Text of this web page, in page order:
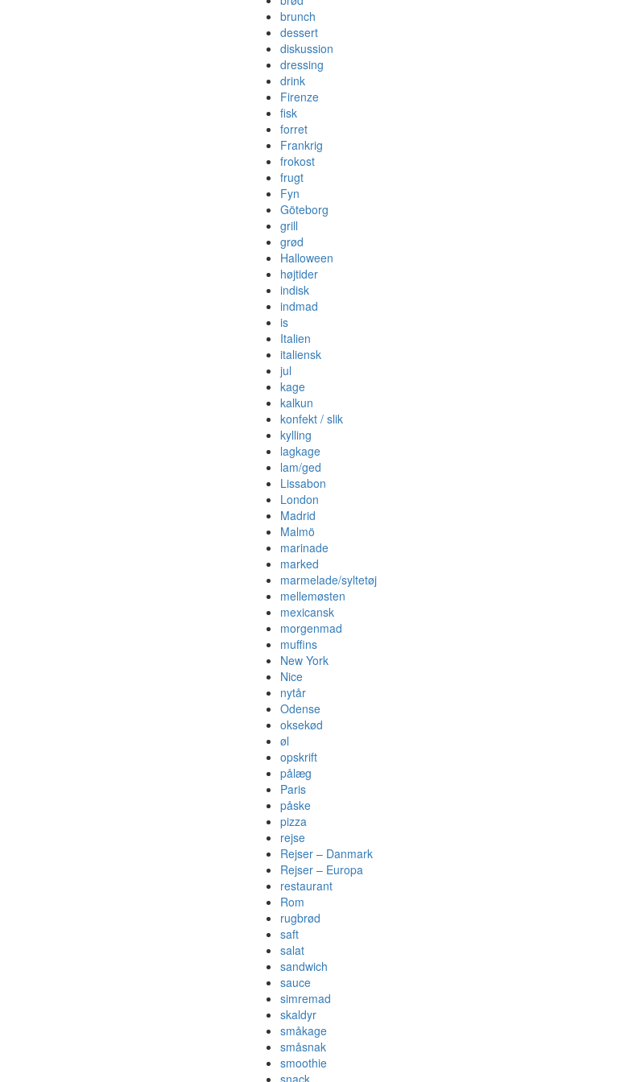
brunch
dessert
diskussion
dressing
drink
Firenze
fisk
forret
Frankrig
frokost
frugt
Fyn
Göteborg
grill
grød
Halloween
højtider
indisk
indmad
is
Italien
italiensk
jul
kage
kalkun
konfekt / slik
kylling
lagkage
lam/ged
Lissabon
London
Madrid
Malmö
marinade
marked
marmelade/syltetøj
mellemøsten
mexicansk
morgenmad
muffins
New York
Nice
nytår
Odense
oksekød
øl
opskrift
pålæg
Paris
påske
pizza
rejse
Rejser – Danmark
Rejser – Europa
restaurant
Rom
rugbrød
saft
salat
sandwich
sauce
simremad
skaldyr
småkage
småsnak
smoothie
snack